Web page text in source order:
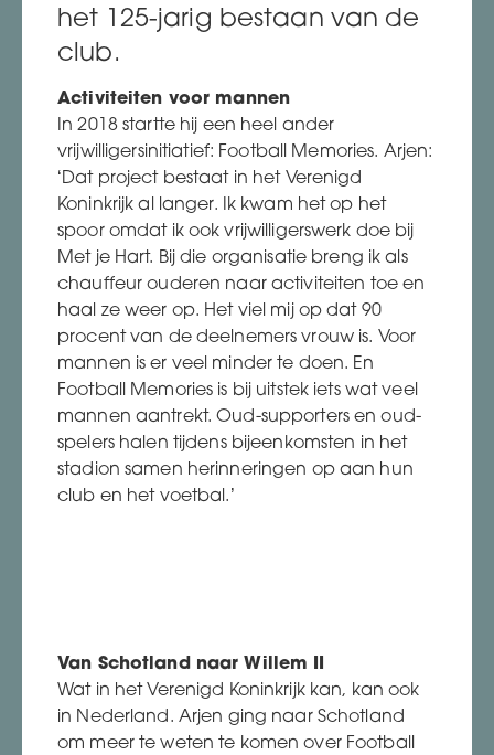
het 125-jarig bestaan van de
club.
Activiteiten voor mannen
In 2018 startte hij een heel ander
vrijwilligersinitiatief: Football Memories. Arjen:
‘Dat project bestaat in het Verenigd
Koninkrijk al langer. Ik kwam het op het
spoor omdat ik ook vrijwilligerswerk doe bij
Met je Hart. Bij die organisatie breng ik als
chauffeur ouderen naar activiteiten toe en
haal ze weer op. Het viel mij op dat 90
procent van de deelnemers vrouw is. Voor
mannen is er veel minder te doen. En
Football Memories is bij uitstek iets wat veel
mannen aantrekt. Oud-supporters en oud-
spelers halen tijdens bijeenkomsten in het
stadion samen herinneringen op aan hun
club en het voetbal.’
Van Schotland naar Willem II
Wat in het Verenigd Koninkrijk kan, kan ook
in Nederland. Arjen ging naar Schotland
om meer te weten te komen over Football